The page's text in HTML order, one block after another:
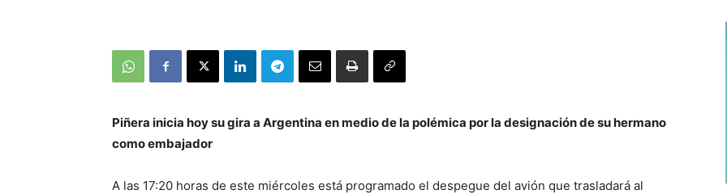
Piñera inicia hoy su gira a Argentina en medio de la polémica por la designación de su hermano
como embajador
A las 17:20 horas de este miércoles está programado el despegue del avión que trasladará al